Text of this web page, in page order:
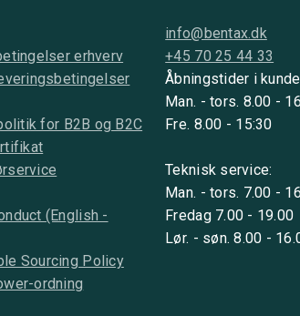
erhverv
for B2B og B2C
(English -
Sourcing Policy
ordning
info@bentax.dk
+45 70 25 44 33
Åbningstider i
Man. - tors. 8.00 -
Fre. 8.00 - 15:30
Teknisk service:
Man. - tors. 7.00 -
Fredag 7.00 - 19.00
Lør. - søn. 8.00 -